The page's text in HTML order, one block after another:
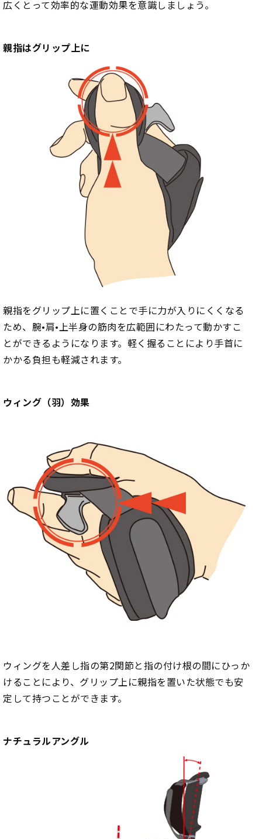
広くとって効率的な運動効果を意識しましょう。
親指はグリップ上に
親指をグリップ上に置くことで手に力が入りにくくなる
ため、腕•肩•上半身の筋肉を広範囲にわたって動かすこ
とができるようになります。軽く握ることにより手首に
かかる負担も軽減されます。
ウィング（羽）効果
ウィングを人差し指の第2関節と指の付け根の間にひっか
けることにより、グリップ上に親指を置いた状態でも安
定して持つことができます。
ナチュラルアングル